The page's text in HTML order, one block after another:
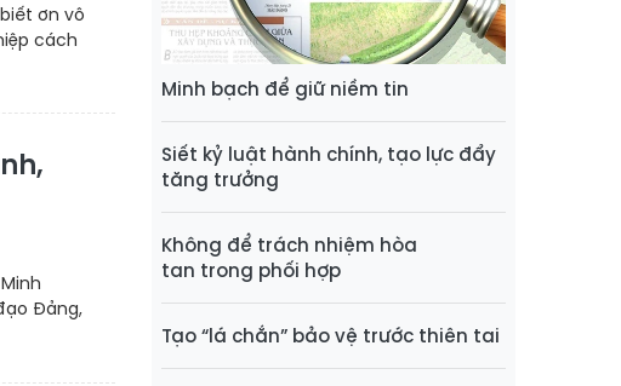
ơn vô
cách
Đảng,
Minh bạch để giữ niềm tin
Siết kỷ luật hành chính, tạo lực đẩy
tăng trưởng
Không để trách nhiệm hòa
tan trong phối hợp
Tạo “lá chắn” bảo vệ trước thiên tai